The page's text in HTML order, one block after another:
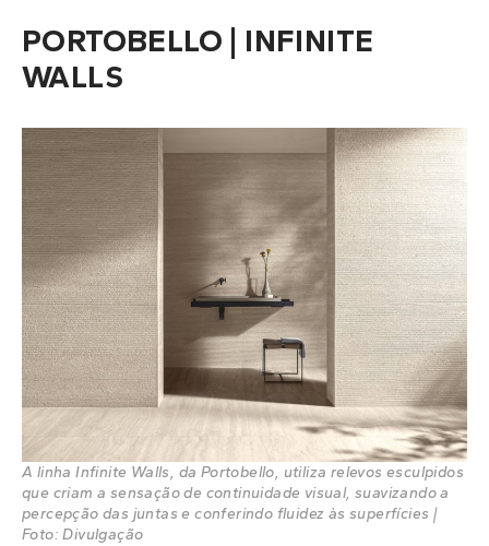
PORTOBELLO | INFINITE
WALLS
A linha Infinite Walls, da Portobello, utiliza relevos esculpidos
que criam a sensação de continuidade visual, suavizando a
percepção das juntas e conferindo fluidez às superfícies |
Foto: Divulgação